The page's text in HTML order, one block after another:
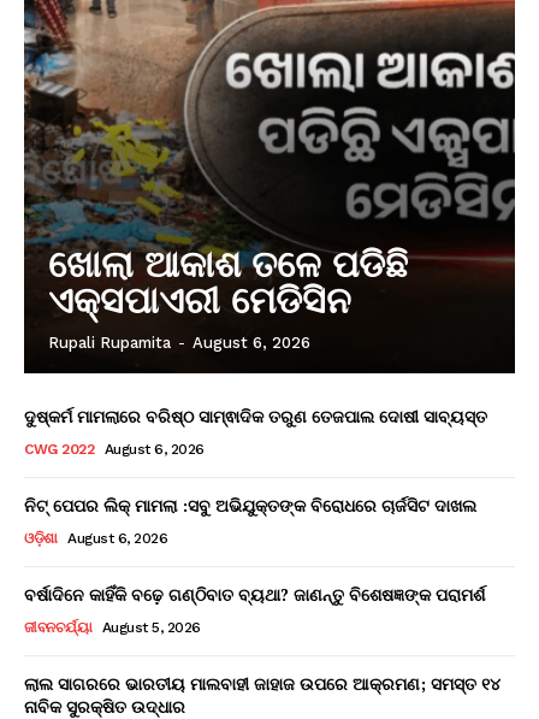
ଖୋଲା ଆକାଶ ତଳେ ପଡିଛି
ଏକ୍ସପାଏରୀ ମେଡିସିନ
Rupali Rupamita - August 6, 2026
ଦୁଷ୍କର୍ମ ମାମଲାରେ ବରିଷ୍ଠ ସାମ୍ଵାଦିକ ତରୁଣ ତେଜପାଲ ଦୋଷୀ ସାବ୍ୟସ୍ତ
CWG 2022 August 6, 2026
ନିଟ୍ ପେପର ଲିକ୍ ମାମଲା :ସବୁ ଅଭିଯୁକ୍ତଙ୍କ ବିରୋଧରେ ଚାର୍ଜସିଟ ଦାଖଲ
ଓଡ଼ିଶା August 6, 2026
ବର୍ଷାଦିନେ କାହିଁକି ବଢ଼େ ଗଣ୍ଠିବାତ ବ୍ୟଥା? ଜାଣନ୍ତୁ ବିଶେଷଜ୍ଞଙ୍କ ପରାମର୍ଶ
ଜୀବନଚର୍ଯ୍ୟା August 5, 2026
ଲାଲ ସାଗରରେ ଭାରତୀୟ ମାଲବାହୀ ଜାହାଜ ଉପରେ ଆକ୍ରମଣ; ସମସ୍ତ ୧୪
ନାବିକ ସୁରକ୍ଷିତ ଉଦ୍ଧାର